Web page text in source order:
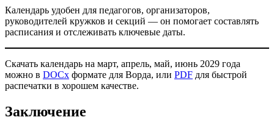
Календарь удобен для педагогов, организаторов,
руководителей кружков и секций — он помогает составлять
расписания и отслеживать ключевые даты.
Скачать календарь на март, апрель, май, июнь 2029 года
можно в DOCx формате для Ворда, или PDF для быстрой
распечатки в хорошем качестве.
Заключение